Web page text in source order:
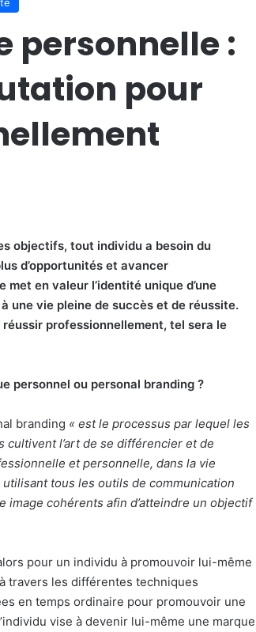
personnelle :
pour
objectifs, tout individu a besoin du
d’opportunités et avancer
en valeur l’identité unique d’une
une vie pleine de succès et de réussite.
professionnellement, tel sera le
personnel ou personal branding ?
branding « est le processus par lequel les
l’art de se différencier et de
et personnelle, dans la vie
tous les outils de communication
image cohérents afin d’atteindre un objectif
pour un individu à promouvoir lui-même
travers les différentes techniques
en temps ordinaire pour promouvoir une
vise à devenir lui-même une marque